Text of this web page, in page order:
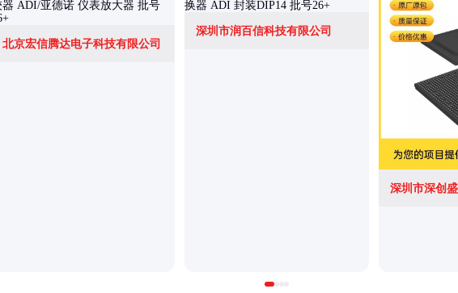
北京宏信腾达电子科技有限公司
深圳市润百信科技有限公司
深圳市深创